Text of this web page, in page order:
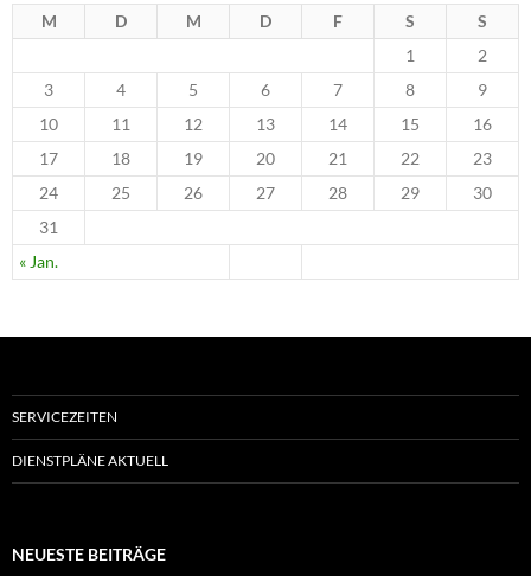
M D M D F S S
« Jan.
1
2
3
4 5 6 7 8
9
10
11 12 13 14 15
16
17
18 19 20 21 22
23
24
25 26 27 28 29
30
31
SERVICEZEITEN
DIENSTPLÄNE AKTUELL
NEUESTE BEITRÄGE